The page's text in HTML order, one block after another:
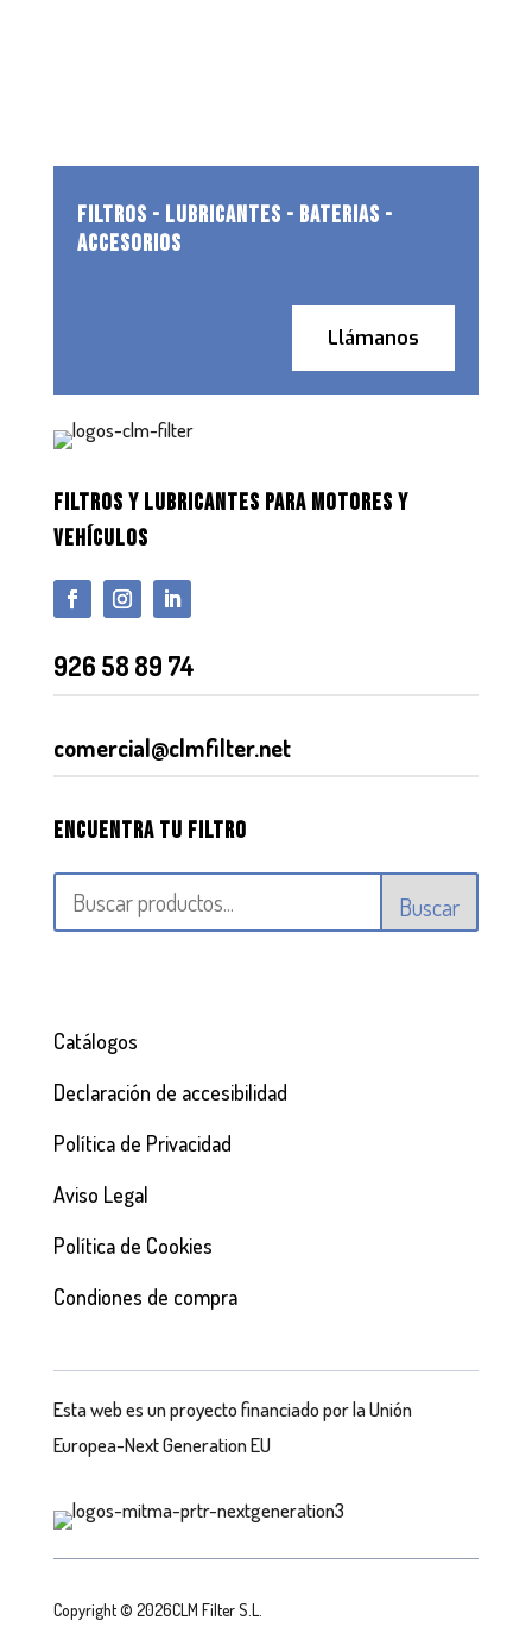
FILTROS - LUBRICANTES - BATERIAS -
ACCESORIOS
Llámanos
FILTROS Y LUBRICANTES PARA MOTORES Y
VEHÍCULOS
926 58 89 74
comercial@clmfilter.net
Encuentra tu filtro
Buscar
Catálogos
Declaración de accesibilidad
Política de Privacidad
Aviso Legal
Política de Cookies
Condiones de compra
Esta web es un proyecto financiado por la Unión
Europea-Next Generation EU
Copyright © 2026CLM Filter S.L.